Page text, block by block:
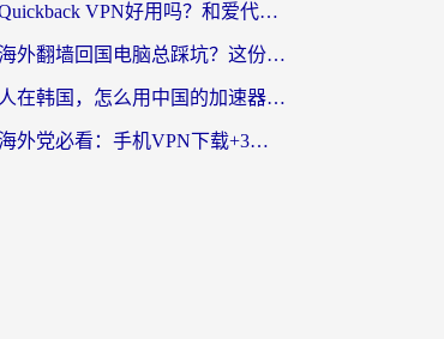
Quickback VPN好用吗？和爱代理VPN对比哪个回国效果更好？
海外翻墙回国电脑总踩坑？这份实测指南帮你选对加速器（附ChickCNinitapMalus对比）
人在韩国，怎么用中国的加速器刷剧打游戏？这份真实体验指南给你答案
海外党必看：手机VPN下载+3步选对回国加速器，无缝刷国内资源不再愁